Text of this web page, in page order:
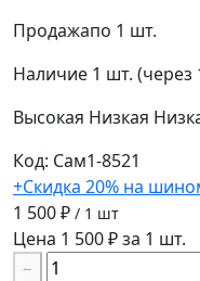
Продажапо 1 шт.
Наличие 1 шт. (через
Высокая Низкая
Код: Сам1-8521
+Скидка 20% на
1 500 ₽ / 1 шт
Цена 1 500 ₽ за 1 шт.
−